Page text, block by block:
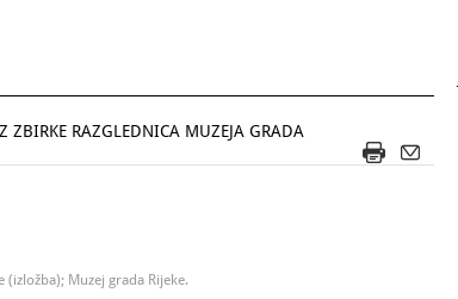
ZBIRKE RAZGLEDNICA MUZEJA GRADA
(izložba); Muzej grada Rijeke.